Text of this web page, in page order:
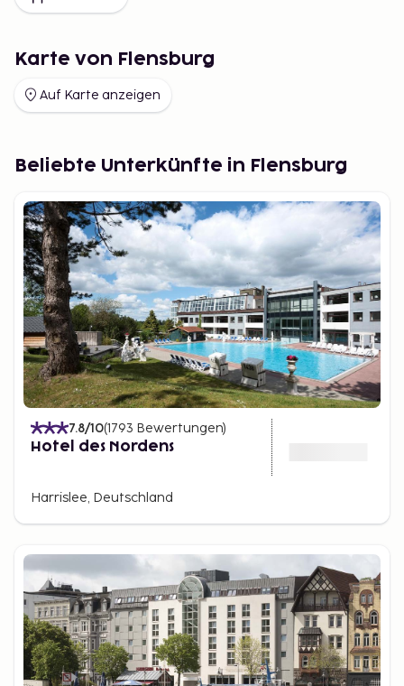
Dezember veranstaltet.
Karte von Flensburg
Auf Karte anzeigen
Beliebte Unterkünfte in Flensburg
7.8/10(1793 Bewertungen)
Hotel des Nordens
Harrislee, Deutschland